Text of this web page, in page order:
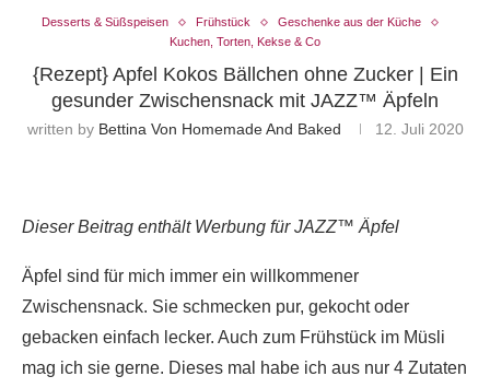
Desserts & Süßspeisen Frühstück
Geschenke aus der Küche
Kuchen, Torten, Kekse & Co
{Rezept} Apfel Kokos Bällchen ohne Zucker | Ein
gesunder Zwischensnack mit JAZZ™ Äpfeln
written by Bettina Von Homemade And Baked 12. Juli 2020
Dieser Beitrag enthält Werbung fürJAZZ™ Äpfel
Äpfel sind für mich immer ein willkommener
Zwischensnack. Sie schmecken pur, gekocht oder
gebacken einfach lecker. Auch zum Frühstück im Müsli
mag ich sie gerne. Dieses mal habe ich aus nur 4 Zutaten